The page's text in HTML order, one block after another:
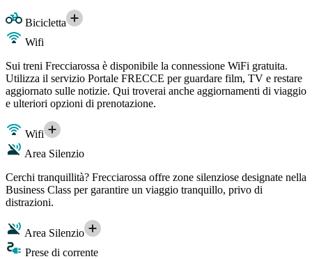
Bicicletta
Wifi
Sui treni Frecciarossa è disponibile la connessione WiFi gratuita.
Utilizza il servizio Portale FRECCE per guardare film, TV e restare
aggiornato sulle notizie. Qui troverai anche aggiornamenti di viaggio
e ulteriori opzioni di prenotazione.
Wifi
Area Silenzio
Cerchi tranquillità? Frecciarossa offre zone silenziose designate nella
Business Class per garantire un viaggio tranquillo, privo di
distrazioni.
Area Silenzio
Prese di corrente